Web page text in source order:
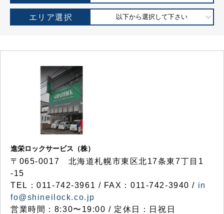
エリア選択 以下から選択して下さい
進栄ロックサービス（株）
〒065-0017 北海道札幌市東区北17条東7丁目1
-15
TEL：011-742-3961 / FAX：011-742-3940 / in
fo@shineilock.co.jp
営業時間：8:30〜19:00 / 定休日：日祝日